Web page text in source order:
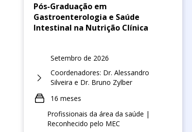
Pós-Graduação em
Gastroenterologia e Saúde
Intestinal na Nutrição Clínica
Setembro de 2026
Coordenadores: Dr. Alessandro
Silveira e Dr. Bruno Zylber
16 meses
Profissionais da área da saúde |
Reconhecido pelo MEC